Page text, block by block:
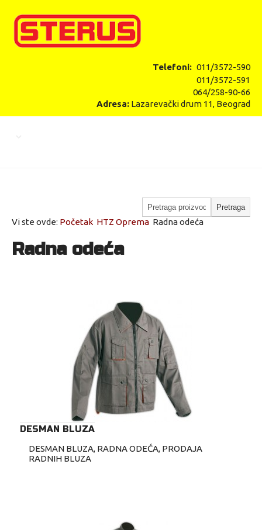
Telefoni: 011/3572-590
011/3572-591
064/258-90-66
Adresa: Lazarevački drum 11, Beograd
Vi ste ovde: Početak HTZ Oprema Radna odeća
Radna odeća
DESMAN BLUZA
DESMAN BLUZA, RADNA ODEĆA, PRODAJA
RADNIH BLUZA